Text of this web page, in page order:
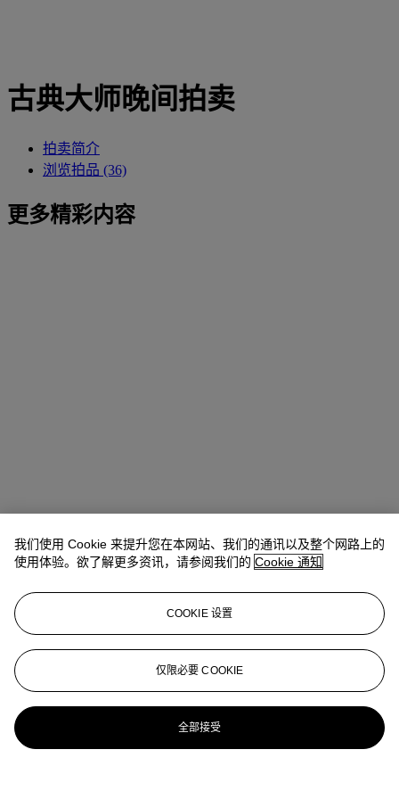
古典大师晚间拍卖
拍卖简介
浏览拍品 (36)
更多精彩内容
我们使用 Cookie 来提升您在本网站、我们的通讯以及整个网路上的
使用体验。欲了解更多资讯，请参阅我们的 Cookie 通知
COOKIE 设置
仅限必要 COOKIE
全部接受